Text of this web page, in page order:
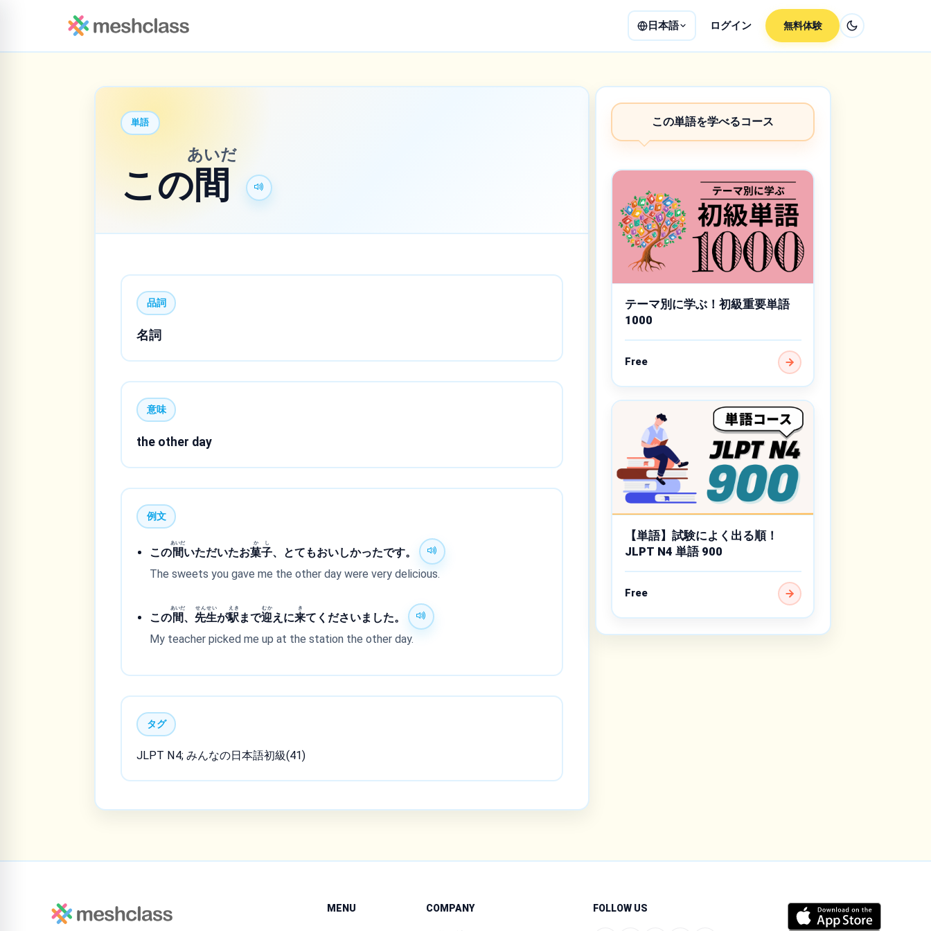
日本語 ログイン 無料体験
単語
この間
あいだ
品詞
名詞
意味
the other day
例文
この間
あいだ
いただいたお菓子
かし
、とてもおいしかったです。
The sweets you gave me the other day were very delicious.
この間
あいだ
、 先生
せんせい
が駅
えき
まで迎
むか
えに来
き
てくださいました。
My teacher picked me up at the station the other day.
タグ
JLPT N4; みんなの日本語初級(41)
この単語を学べるコース
テーマ別に学ぶ！初級重要単語
1000
Free
【単語】試験によく出る順！
JLPT N4 単語 900
Free
MENU COMPANY FOLLOW US